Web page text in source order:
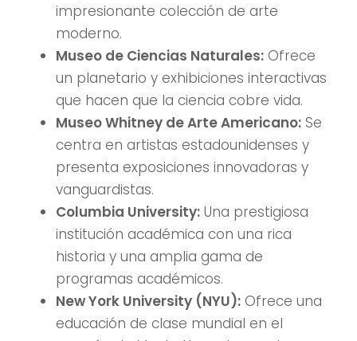
impresionante colección de arte
moderno.
Museo de Ciencias Naturales:Ofrece
un planetario y exhibiciones interactivas
que hacen que la ciencia cobre vida.
Museo Whitney de Arte Americano:Se
centra en artistas estadounidenses y
presenta exposiciones innovadoras y
vanguardistas.
Columbia University:Una prestigiosa
institución académica con una rica
historia y una amplia gama de
programas académicos.
New York University (NYU):Ofrece una
educación de clase mundial en el